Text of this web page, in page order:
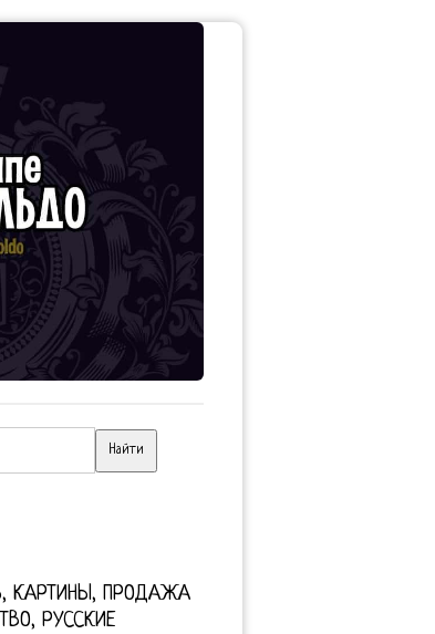
КАРТИНЫ, ПРОДАЖА
РУССКИЕ